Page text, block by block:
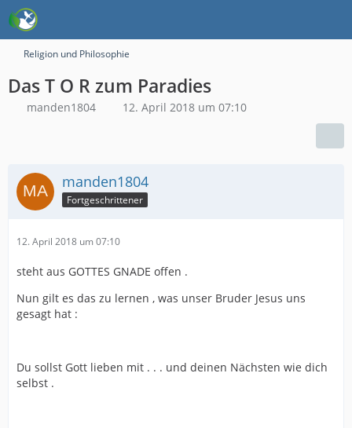
Religion und Philosophie
Das T O R zum Paradies
manden1804 12. April 2018 um 07:10
manden1804
Fortgeschrittener
12. April 2018 um 07:10
steht aus GOTTES GNADE offen .
Nun gilt es das zu lernen , was unser Bruder Jesus uns
gesagt hat :
Du sollst Gott lieben mit . . . und deinen Nächsten wie dich
selbst .